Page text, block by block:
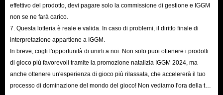
I Crediti sono la valuta di gioco ufficiale e universale utilizzata in FH6.
Trattandosi di un simulatore di guida di eccellenza, Forza Horizon 6 rende
difficile per i giocatori acquisire veicoli ad alte prestazioni nelle fasi
iniziali e, di conseguenza, ottenere risultati di vertice nelle intense gare e
sfide online senza una scorta sufficiente di Crediti FH6.
Per guadagnare Crediti in Forza Horizon 6, è possibile solitamente
effettivo del prodotto, devi pagare solo la commissione di gestione e IGGM
non se ne farà carico.
7. Questa lotteria è reale e valida. In caso di problemi, il diritto finale di
interpretazione appartiene a IGGM.
In breve, cogli l'opportunità di unirti a noi. Non solo puoi ottenere i prodotti
di gioco più favorevoli tramite la promozione natalizia IGGM 2024, ma
anche ottenere un'esperienza di gioco più rilassata, che accelererà il tuo
processo di dominazione del mondo del gioco! Non vediamo l'ora della tua